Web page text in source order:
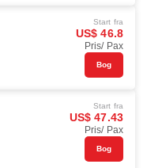
Start fra
US$ 46.8
Pris/ Pax
Bog
Start fra
US$ 47.43
Pris/ Pax
Bog